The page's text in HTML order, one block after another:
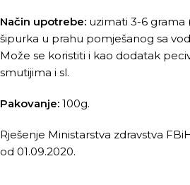
Način upotrebe: uzimati 3-6 grama
šipurka u prahu pomješanog sa
Može se koristiti i kao dodatak
smutijima i sl.
Pakovanje: 100g.
Rješenje Ministarstva zdravstva
od 01.09.2020.